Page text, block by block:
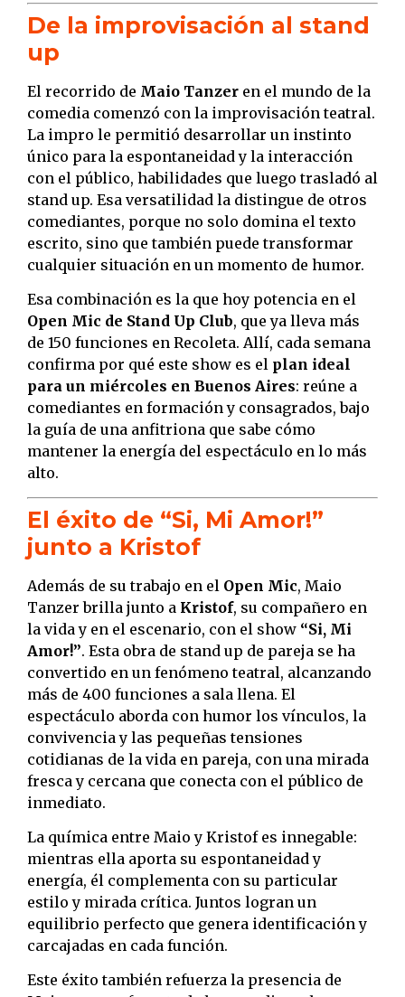
De la improvisación al stand
up
El recorrido de Maio Tanzer en el mundo de la
comedia comenzó con la improvisación teatral.
La impro le permitió desarrollar un instinto
único para la espontaneidad y la interacción
con el público, habilidades que luego trasladó al
stand up. Esa versatilidad la distingue de otros
comediantes, porque no solo domina el texto
escrito, sino que también puede transformar
cualquier situación en un momento de humor.
Esa combinación es la que hoy potencia en el
Open Mic de Stand Up Club, que ya lleva más
de 150 funciones en Recoleta. Allí, cada semana
confirma por qué este show es el plan ideal
para un miércoles en Buenos Aires: reúne a
comediantes en formación y consagrados, bajo
la guía de una anfitriona que sabe cómo
mantener la energía del espectáculo en lo más
alto.
El éxito de “Si, Mi Amor!”
junto a Kristof
Además de su trabajo en el Open Mic, Maio
Tanzer brilla junto a Kristof, su compañero en
la vida y en el escenario, con el show “Si, Mi
Amor!”. Esta obra de stand up de pareja se ha
convertido en un fenómeno teatral, alcanzando
más de 400 funciones a sala llena. El
espectáculo aborda con humor los vínculos, la
convivencia y las pequeñas tensiones
cotidianas de la vida en pareja, con una mirada
fresca y cercana que conecta con el público de
inmediato.
La química entre Maio y Kristof es innegable:
mientras ella aporta su espontaneidad y
energía, él complementa con su particular
estilo y mirada crítica. Juntos logran un
equilibrio perfecto que genera identificación y
carcajadas en cada función.
Este éxito también refuerza la presencia de